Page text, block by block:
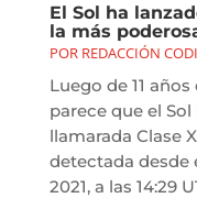
El Sol ha
la más
POR REDACCIÓN
Luego de 11
parece que el
llamarada Clase
detectada desde
2021, a las 14:29